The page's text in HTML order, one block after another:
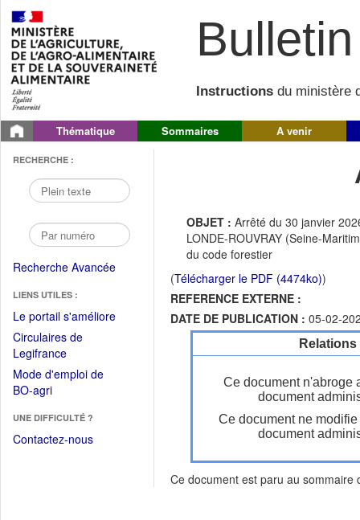
Instructions du ministère
Thématique Sommaires A venir
RECHERCHE :
Recherche Avancée
LIENS UTILES :
Le portail s'améliore(Fichier
Circulaires de
Legifrance(Ouvrir
dans
une
fenêtre)
Mode d'emploi de
BO-agri(Ouvrir
une
nouvelle
UNE DIFFICULTÉ ?
Contactez-nous
OBJET : Arrêté du 30 janvier
LONDE-ROUVRAY (Seine-
du code forestier
(Télécharger le PDF (4474ko))
REFERENCE EXTERNE :
DATE DE PUBLICATION : 05-02-
Ce document n'abroge
document
Ce document ne
document
Ce document est paru au sommaire